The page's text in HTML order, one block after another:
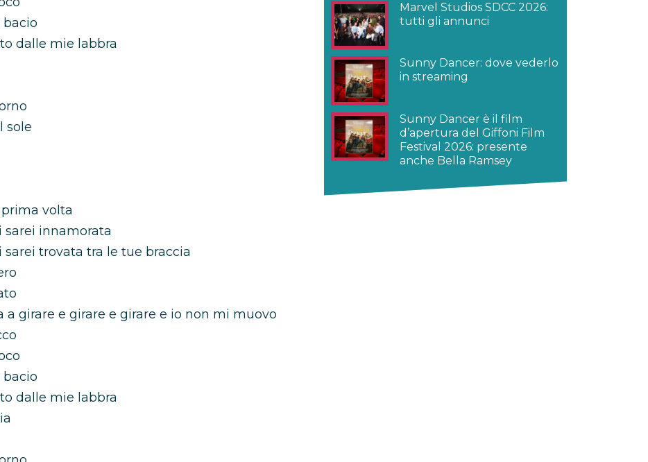
bacio
dalle mie labbra
sole
volta
sarei innamorata
trovata tra le tue braccia
girare e girare e girare e io non mi muovo
bacio
dalle mie labbra
Marvel Studios SDCC 2026:
tutti gli annunci
Sunny Dancer: dove vederlo
in streaming
Sunny Dancer è il film
d’apertura del Giffoni Film
Festival 2026: presente
anche Bella Ramsey